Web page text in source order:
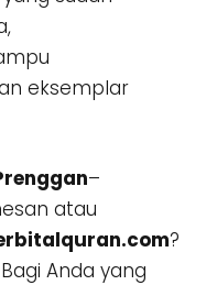
eksemplar
–
atau
?
Anda yang